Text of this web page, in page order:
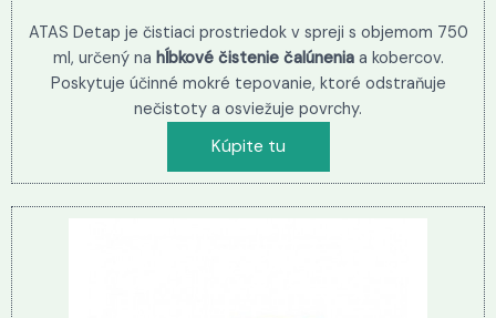
ATAS Detap je čistiaci prostriedok v spreji s objemom 750
ml, určený na hĺbkové čistenie čalúnenia a kobercov.
Poskytuje účinné mokré tepovanie, ktoré odstraňuje
nečistoty a osviežuje povrchy.
Kúpite tu